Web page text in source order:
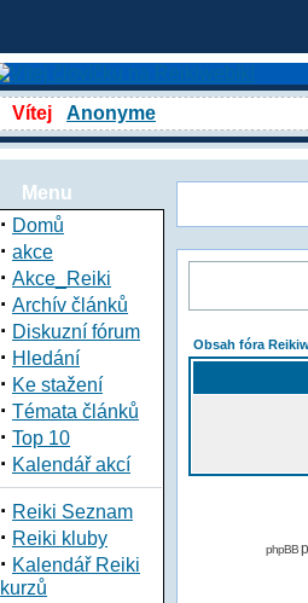
Vítej Anonyme
Menu
· Domů
· akce
· Akce_Reiki
· Archív článků
· Diskuzní fórum
· Hledání
· Ke stažení
· Témata článků
· Top 10
· Kalendář akcí
· Reiki Seznam
· Reiki kluby
· Kalendář Reiki
kurzů
Obsah fóra
phpBB